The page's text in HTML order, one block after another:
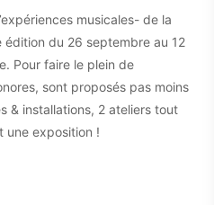
musicales- de la
édition du 26 septembre au 12
Pour faire le plein de
sont proposés pas moins
& installations, 2 ateliers tout
une exposition !